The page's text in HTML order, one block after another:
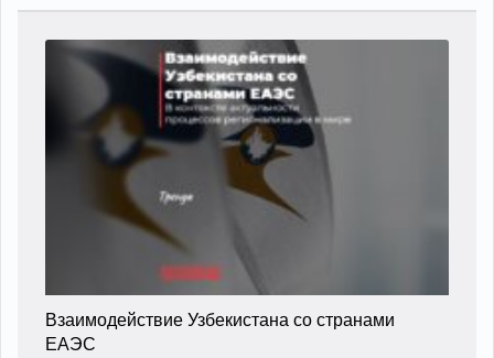
Взаимодействие Узбекистана со странами
ЕАЭС